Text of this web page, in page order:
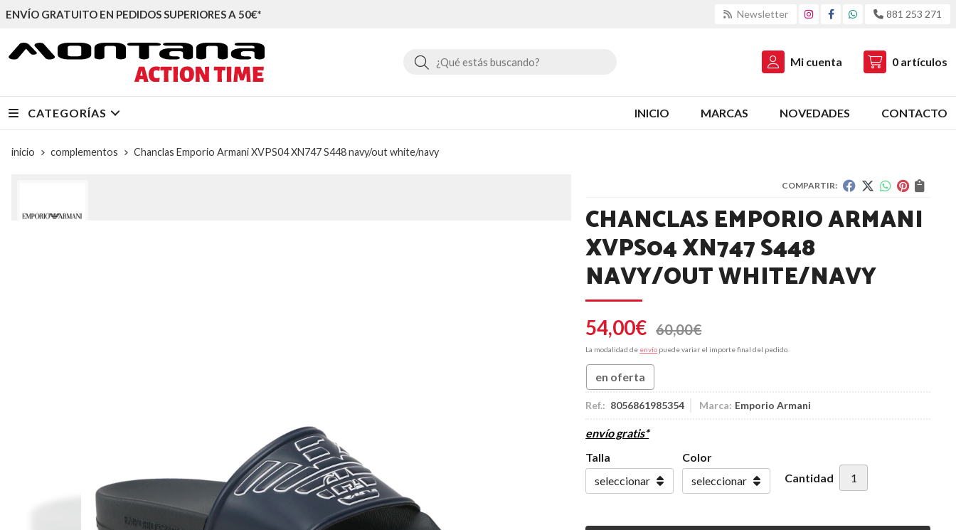
ENVÍO GRATUITO EN PEDIDOS SUPERIORES A 50€* Newsletter 881 253 271
Buscar Mi cuenta 0 artículos
CATEGORÍAS INICIO MARCAS NOVEDADES CONTACTO
inicio complementos Chanclas Emporio Armani XVPS04 XN747 S448 navy/out white/navy
COMPARTIR:
CHANCLAS EMPORIO ARMANI
XVPS04 XN747 S448
NAVY/OUT WHITE/NAVY
54,00€ 60,00€
La modalidad de envío puede variar el importe final del pedido.
en oferta
Ref.: 8056861985354 Marca: Emporio Armani
envío gratis*
Talla
Color
Cantidad